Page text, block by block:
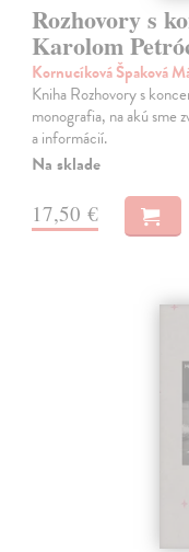
Rozhovory s
Karolom
Kornucíková Špaková
Kniha Rozhovory s
monografia, na akú sme
a informácií.
Na sklade
17,50 €